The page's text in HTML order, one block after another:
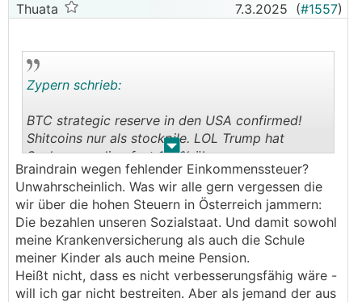
Thuata 7.3.2025 (#1557)
. .
Zypern schrieb:
BTC strategic reserve in den USA confirmed!
Shitcoins nur als stockpile. LOL Trump hat
Saylors wording fast 100% übernommen.
BTC werden Budget neutral (was wird das genau
sein? Die Käse reserve verkaufen?) aufgestockt,
Shitcoins werden gehalten und gegebenenfalls
verwertet (verkauft). Heute wurde mal kräftig bei
den Longs aufgeräumt. Mal sehen, wie es weiter
geht.
Braindrain wegen fehlender Einkommenssteuer?
Unwahrscheinlich. Was wir alle gern vergessen die
wir über die hohen Steuern in Österreich jammern:
Die bezahlen unseren Sozialstaat. Und damit sowohl
meine Krankenversicherung als auch die Schule
meiner Kinder als auch meine Pension.
Heißt nicht, dass es nicht verbesserungsfähig wäre -
will ich gar nicht bestreiten. Aber als jemand der aus